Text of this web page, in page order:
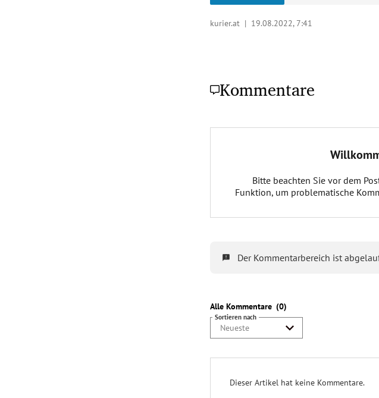
kurier.at | 19.08.2022, 7:41
Kommentare